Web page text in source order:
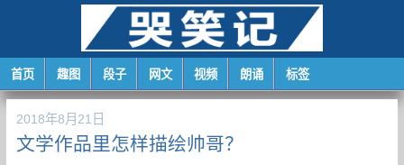
首页 趣图 段子 网文 视频 朗诵 标签
2018年8月21日
文学作品里怎样描绘帅哥？